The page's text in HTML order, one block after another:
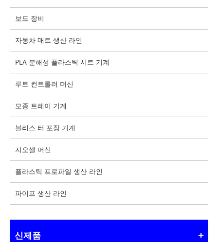
보드 장비
자동차 매트 생산 라인
PLA 분해성 플라스틱 시트 기계
루트 컨트롤러 머신
모종 트레이 기계
블리스 터 포장 기계
지오셀 머신
플라스틱 프로파일 생산 라인
파이프 생산 라인
신제품